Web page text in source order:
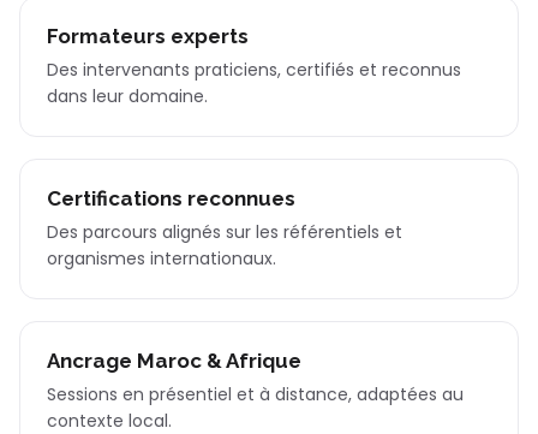
Formateurs experts
Des intervenants praticiens, certifiés et reconnus
dans leur domaine.
Certifications reconnues
Des parcours alignés sur les référentiels et
organismes internationaux.
Ancrage Maroc & Afrique
Sessions en présentiel et à distance, adaptées au
contexte local.